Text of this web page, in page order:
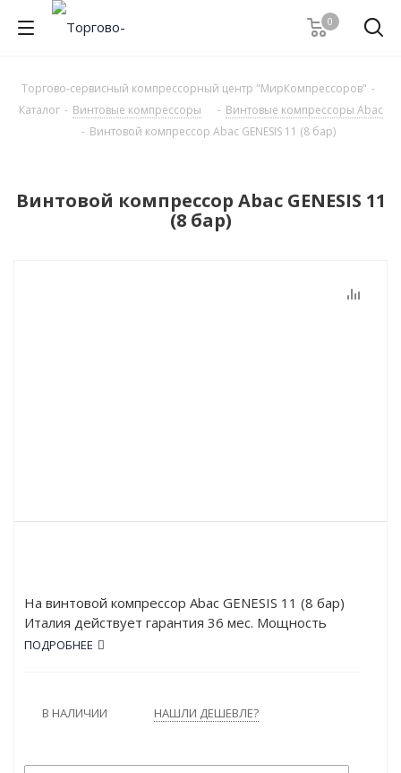
0
Торгово-сервисный компрессорный центр "МирКомпрессоров" -
Каталог - Винтовые компрессоры - Винтовые компрессоры Abac
- Винтовой компрессор Abac GENESIS 11 (8 бар)
Винтовой компрессор Abac GENESIS 11
(8 бар)
На винтовой компрессор Abac GENESIS 11 (8 бар)
Италия действует гарантия 36 мес. Мощность
двигателя GENESIS 11 (8 бар) составляет 11 кВт, а
ПОДРОБНЕЕ
В НАЛИЧИИ НАШЛИ ДЕШЕВЛЕ?